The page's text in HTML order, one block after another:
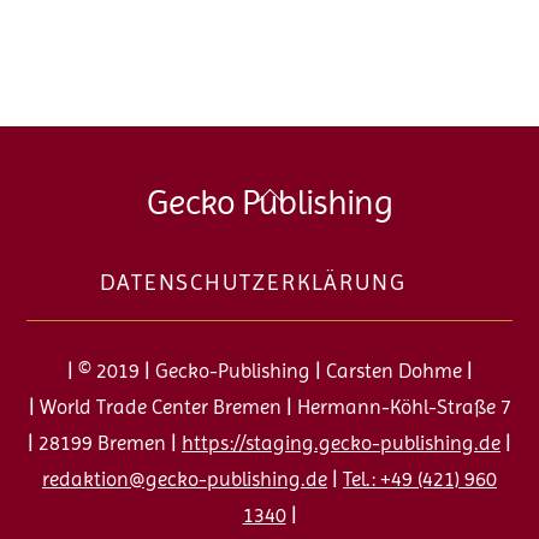
Back
Top
Gecko Publishing
DATENSCHUTZERKLÄRUNG
| © 2019 | Gecko-Publishing | Carsten Dohme |
| World Trade Center Bremen | Hermann-Köhl-Straße 7
| 28199 Bremen | https://staging.gecko-publishing.de |
redaktion@gecko-publishing.de | Tel.: +49 (421) 960
1340|